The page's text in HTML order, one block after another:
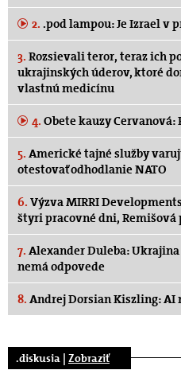
2. .pod lampou: Je Izrael v
3. Rozsievali teror, teraz ich
ukrajinských úderov, ktoré
vlastnú medicínu
4. Obete kauzy Cervanová:
5. Americké tajné služby
otestovať odhodlanie NATO
6. Výzva MIRRI
štyri pracovné dni,
7. Alexander Duleba:
nemá odpovede
8. Andrej Dorsian Kiszling: AI
.diskusia | Zobraziť